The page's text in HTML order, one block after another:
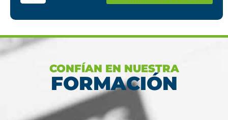
CONFÍAN EN NUESTRA
FORMACIÓN